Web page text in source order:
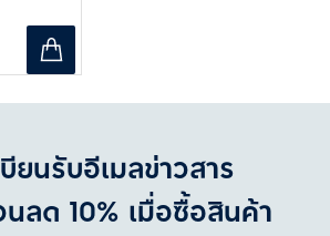
ยนรับอีเมลข่าวสาร
ลด 10% เมื่อซื้อสินค้า